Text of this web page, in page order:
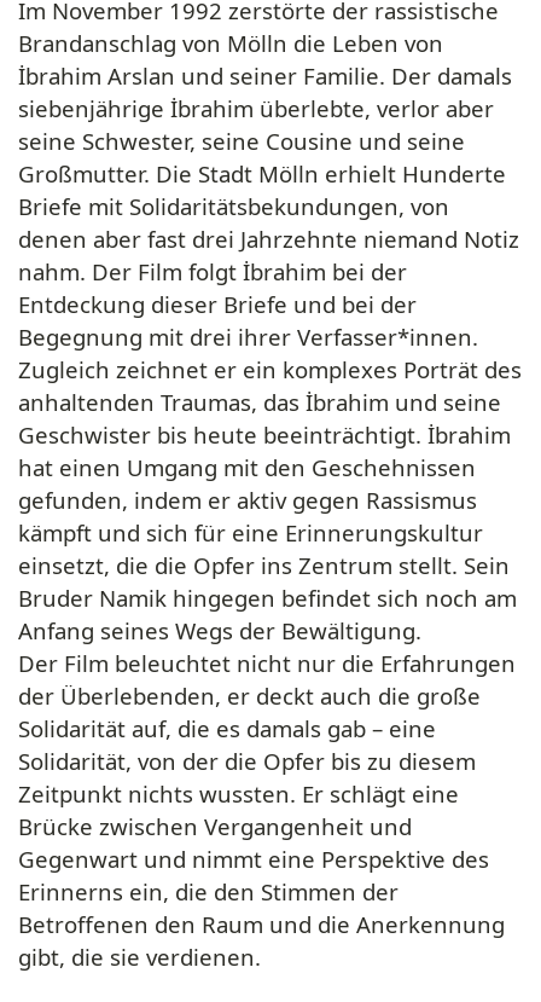
Im November 1992 zerstörte der rassistische
Brandanschlag von Mölln die Leben von
İbrahim Arslan und seiner Familie. Der damals
siebenjährige İbrahim überlebte, verlor aber
seine Schwester, seine Cousine und seine
Großmutter. Die Stadt Mölln erhielt Hunderte
Briefe mit Solidaritätsbekundungen, von
denen aber fast drei Jahrzehnte niemand Notiz
nahm. Der Film folgt İbrahim bei der
Entdeckung dieser Briefe und bei der
Begegnung mit drei ihrer Verfasser*innen.
Zugleich zeichnet er ein komplexes Porträt des
anhaltenden Traumas, das İbrahim und seine
Geschwister bis heute beeinträchtigt. İbrahim
hat einen Umgang mit den Geschehnissen
gefunden, indem er aktiv gegen Rassismus
kämpft und sich für eine Erinnerungskultur
einsetzt, die die Opfer ins Zentrum stellt. Sein
Bruder Namik hingegen befindet sich noch am
Anfang seines Wegs der Bewältigung.
Der Film beleuchtet nicht nur die Erfahrungen
der Überlebenden, er deckt auch die große
Solidarität auf, die es damals gab – eine
Solidarität, von der die Opfer bis zu diesem
Zeitpunkt nichts wussten. Er schlägt eine
Brücke zwischen Vergangenheit und
Gegenwart und nimmt eine Perspektive des
Erinnerns ein, die den Stimmen der
Betroffenen den Raum und die Anerkennung
gibt, die sie verdienen.